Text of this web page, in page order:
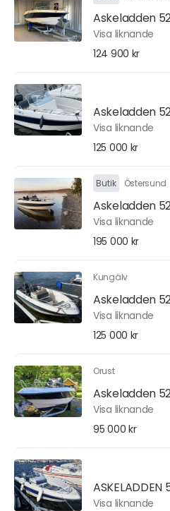
Askeladden
Visa liknande
124 900 kr
Askeladden
Visa liknande
125 000 kr
Butik Östersund
Askeladden
Visa liknande
195 000 kr
Kungälv
Askeladden
Visa liknande
125 000 kr
Orust
Askeladden
Visa liknande
95 000 kr
ASKELADDEN
Visa liknande